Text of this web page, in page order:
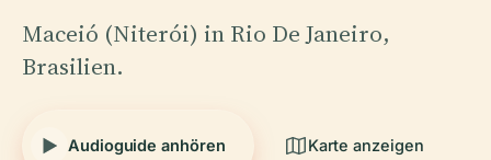
Maceió (Niterói) in Rio De Janeiro,
Brasilien.
Audioguide anhören Karte anzeigen